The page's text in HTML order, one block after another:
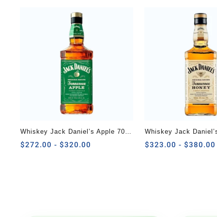
Whiskey Jack Daniel’s Apple 700
ml
$272.00 - $320.00
Whiskey Jack
ml
$323.00 - $380.00